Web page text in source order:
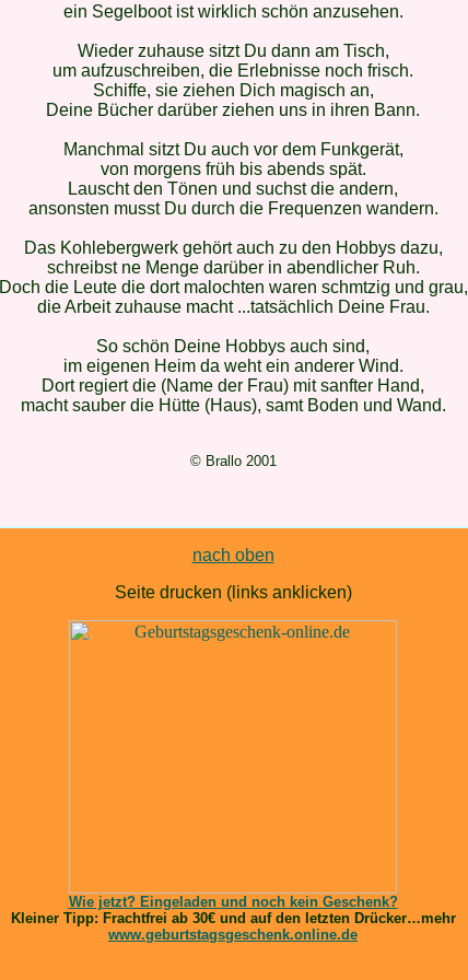
ein Segelboot ist wirklich schön anzusehen.
Wieder zuhause sitzt Du dann am Tisch,
um aufzuschreiben, die Erlebnisse noch frisch.
Schiffe, sie ziehen Dich magisch an,
Deine Bücher darüber ziehen uns in ihren Bann.
Manchmal sitzt Du auch vor dem Funkgerät,
von morgens früh bis abends spät.
Lauscht den Tönen und suchst die andern,
ansonsten musst Du durch die Frequenzen wandern.
Das Kohlebergwerk gehört auch zu den Hobbys dazu,
schreibst ne Menge darüber in abendlicher Ruh.
Doch die Leute die dort malochten waren schmtzig und grau,
die Arbeit zuhause macht ...tatsächlich Deine Frau.
So schön Deine Hobbys auch sind,
im eigenen Heim da weht ein anderer Wind.
Dort regiert die (Name der Frau) mit sanfter Hand,
macht sauber die Hütte (Haus), samt Boden und Wand.
© Brallo 2001
nach oben
Seite drucken (links anklicken)
Wie jetzt? Eingeladen und noch kein Geschenk?
Kleiner Tipp: Frachtfrei ab 30€ und auf den letzten Drücker…mehr
www.geburtstagsgeschenk.online.de